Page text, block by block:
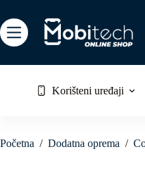
to
content
Korišteni uređaji
Početna / Dodatna oprema /